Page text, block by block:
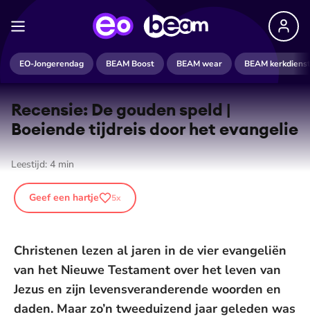
EO-Jongerendag BEAM Boost BEAM wear BEAM kerkdienst
Recensie: De gouden speld |
Boeiende tijdreis door het evangelie
Leestijd:4min
Geef een hartje 5x
Christenen lezen al jaren in de vier evangeliën
van het Nieuwe Testament over het leven van
Jezus en zijn levensveranderende woorden en
daden. Maar zo’n tweeduizend jaar geleden was